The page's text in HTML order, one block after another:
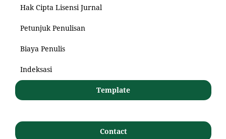
Hak Cipta Lisensi Jurnal
Petunjuk Penulisan
Biaya Penulis
Indeksasi
Template
Contact